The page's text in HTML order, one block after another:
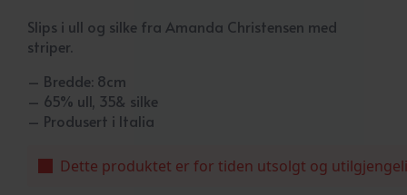
Slips i ull og silke fra Amanda Christensen med
striper.
– Bredde: 8cm
– 65% ull, 35& silke
– Produsert i Italia
Dette produktet er for tiden utsolgt og